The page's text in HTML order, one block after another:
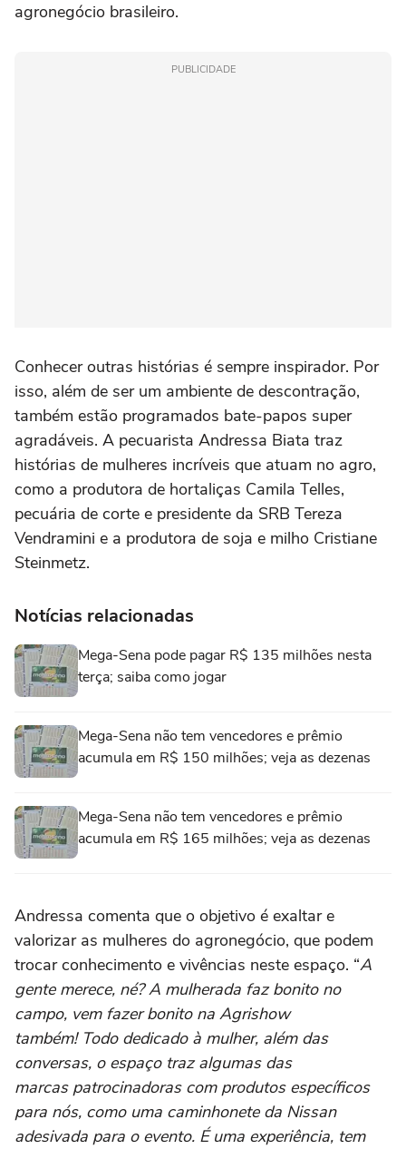
agronegócio brasileiro.
PUBLICIDADE
Conhecer outras histórias é sempre inspirador. Por
isso, além de ser um ambiente de descontração,
também estão programados bate-papos super
agradáveis. A pecuarista Andressa Biata traz
histórias de mulheres incríveis que atuam no agro,
como a produtora de hortaliças Camila Telles,
pecuária de corte e presidente da SRB Tereza
Vendramini e a produtora de soja e milho Cristiane
Steinmetz.
Notícias relacionadas
Mega-Sena pode pagar R$ 135 milhões nesta
terça; saiba como jogar
Mega-Sena não tem vencedores e prêmio
acumula em R$ 150 milhões; veja as dezenas
Mega-Sena não tem vencedores e prêmio
acumula em R$ 165 milhões; veja as dezenas
Andressa comenta que o objetivo é exaltar e
valorizar as mulheres do agronegócio, que podem
trocar conhecimento e vivências neste espaço. “A
gente merece, né? A mulherada faz bonito no
campo, vem fazer bonito na Agrishow
também! Todo dedicado à mulher, além das
conversas, o espaço traz algumas das
marcas patrocinadoras com produtos específicos
para nós, como uma caminhonete da Nissan
adesivada para o evento. É uma experiência, tem